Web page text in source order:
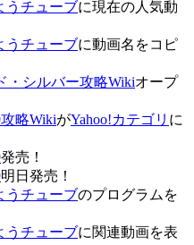
うチューブに現在の人気動
うチューブに動画名をコピ
シルバー攻略Wikiオープ
略WikiがYahoo!カテゴリ に
発売！
明日発売！
うチューブのプログラムを
うチューブに関連動画を表